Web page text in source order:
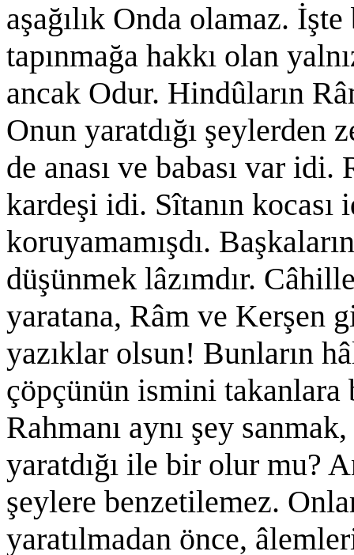
aşağılık Onda olamaz.
tapınmağa hakkı olan
ancak Odur. Hindûların
Onun yaratdığı
de anası ve babası var
kardeşi idi. Sîtanın
koruyamamışdı.
düşünmek lâzımdır.
yaratana, Râm ve Kerşen
yazıklar olsun! Bunların
çöpçünün ismini takanlara
Rahmanı aynı şey
yaratdığı ile bir olur mu?
şeylere benzetilemez.
yaratılmadan önce,